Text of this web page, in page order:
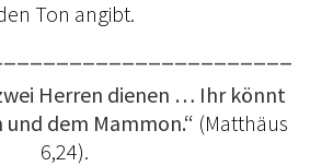
Ton angibt.
Herren dienen … Ihr könnt
dem Mammon.“ (Matthäus
6,24).